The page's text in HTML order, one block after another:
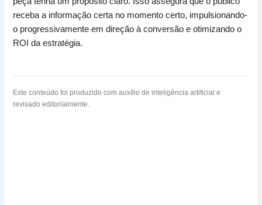
receba a informação certa no momento certo, impulsionando-
o progressivamente em direção à conversão e otimizando o
ROI da estratégia.
Este conteúdo foi produzido com auxílio de inteligência artificial e
revisado editorialmente.